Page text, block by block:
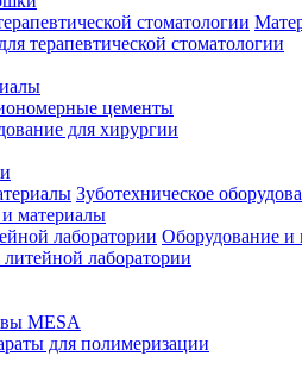
стоматологии
терапевтической стоматологии
цементы
для хирургии
Зуботехническое
и материалы
лаборатории Оборудование и
лаборатории
MESA
для полимеризации